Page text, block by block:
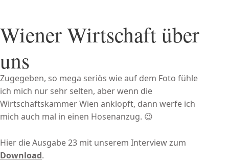
Wiener Wirtschaft über
uns
Zugegeben, so mega seriös wie auf dem Foto fühle
ich mich nur sehr selten, aber wenn die
Wirtschaftskammer Wien anklopft, dann werfe ich
mich auch mal in einen Hosenanzug. 😉
Hier die Ausgabe 23 mit unserem Interview zum
Download.